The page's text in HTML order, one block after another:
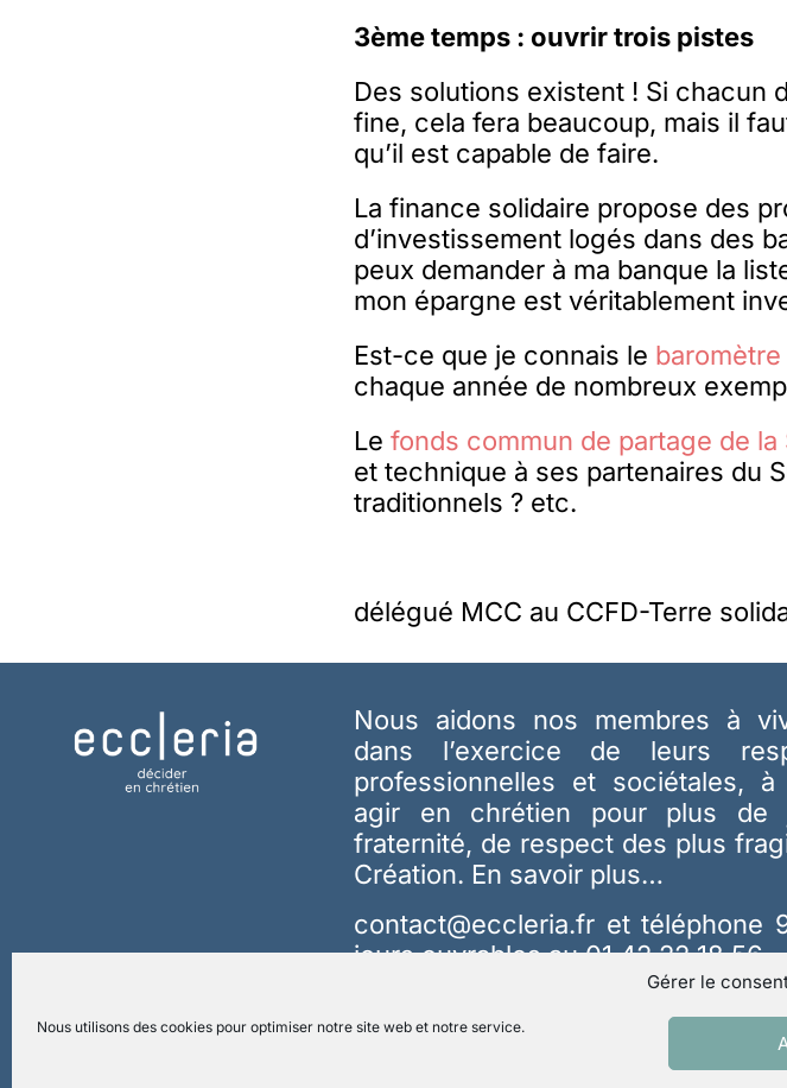
Gérer le
Nous utilisons des cookies pour optimiser notre site web et notre service.
3ème temps : ouvrir trois pistes
Des solutions existent ! Si chacun
fine, cela fera beaucoup, mais il
qu’il est capable de faire.
La finance solidaire propose des
d’investissement logés dans des
peux demander à ma banque la
mon épargne est véritablement
Est-ce que je connais le
chaque année de nombreux
Lefonds commun de partage de la
et technique à ses partenaires du
traditionnels ? etc.
délégué MCC au CCFD-Terre
Nous aidons nos membres à
dans l’exercice de leurs
professionnelles et sociétales,
agir en chrétien pour plus de
fraternité, de respect des plus
Création. En savoir plus…
contact@eccleria.fr et téléphone
jours ouvrables au 01 42 22 18 56